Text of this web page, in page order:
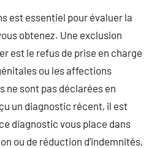
est essentiel pour évaluer la
obtenez. Une exclusion
est le refus de prise en charge
ou les affections
ne sont pas déclarées en
un diagnostic récent, il est
diagnostic vous place dans
ou de réduction d’indemnités,